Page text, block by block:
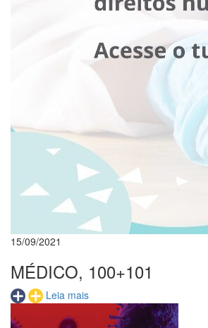
15/09/2021
MÉDICO, 100+101
Leia mais